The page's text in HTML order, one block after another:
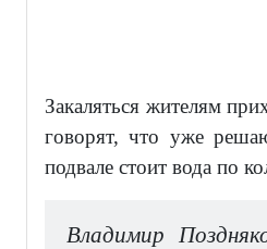
Закаляться жителям
говорят, что уже
подвале стоит вода по
Владимир